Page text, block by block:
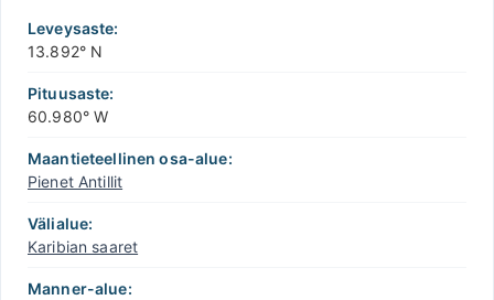
Leveysaste:
13.892° N
Pituusaste:
60.980° W
Maantieteellinen osa-alue:
Pienet Antillit
Välialue:
Karibian saaret
Manner-alue: